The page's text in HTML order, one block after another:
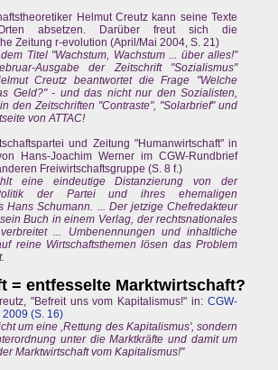
Helmut Creutz kann seine Texte
absetzen. Darüber freut sich die
Zeitung r-evolution (April/Mai 2004, S. 21)
Titel "Wachstum, Wachstum ... über alles!"
Ausgabe der Zeitschrift "Sozialismus"
Creutz beantwortet die Frage "Welche
Geld?" - und das nicht nur den Sozialisten,
den Zeitschriften "Contraste", "Solarbrief" und
von ATTAC!
und Zeitung "Humanwirtschaft" in
Hans-Joachim Werner im CGW-Rundbrief
Freiwirtschaftsgruppe (S. 8 f.)
eine eindeutige Distanzierung von der
der Partei und ihres ehemaligen
Hans Schumann. ... Der jetzige Chefredakteur
Buch in einem Verlag, der rechtsnationales
... Umbenennungen und inhaltliche
reine Wirtschaftsthemen lösen das Problem
= entfesselte Marktwirtschaft?
"Befreit uns vom Kapitalismus!" in:CGW-
(S. 16)
um eine ,Rettung des Kapitalismus', sondern
unter die Marktkräfte und damit um
Marktwirtschaft vom Kapitalismus!"